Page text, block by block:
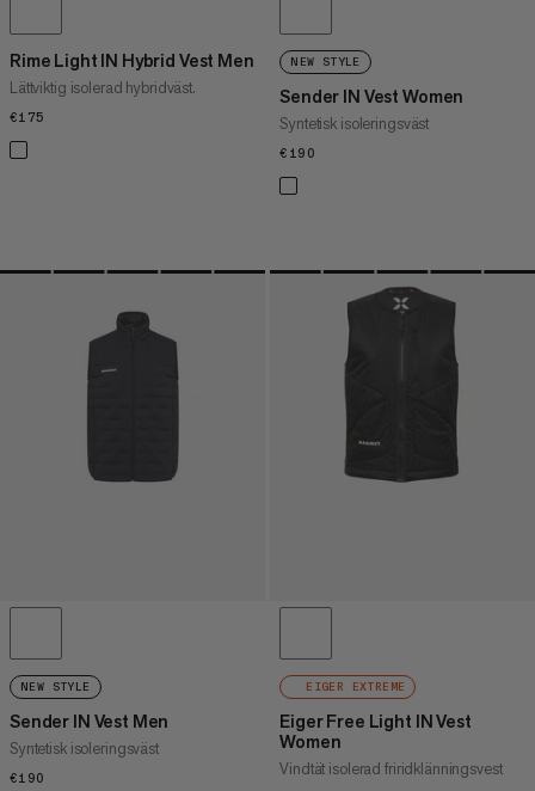
Rime Light IN Hybrid Vest Men
Lättviktig isolerad hybridväst.
€175
NEW STYLE
Sender IN Vest Women
Syntetisk isoleringsväst
€190
NEW STYLE
Sender IN Vest Men
Syntetisk isoleringsväst
€190
EIGER EXTREME
Eiger Free Light IN Vest
Women
Vindtät isolerad friridklänningsvest